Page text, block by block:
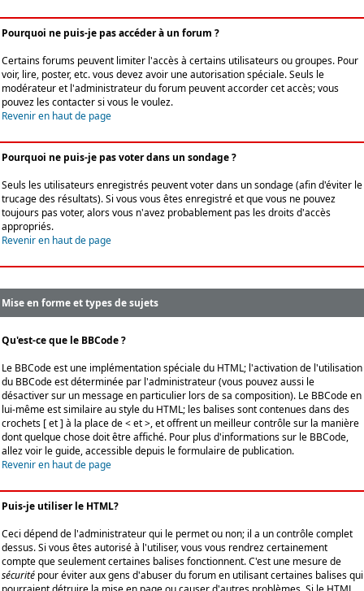
Pourquoi ne puis-je pas accéder à un forum ?
Certains forums peuvent limiter l'accès à certains utilisateurs ou groupes. Pour
voir, lire, poster, etc. vous devez avoir une autorisation spéciale. Seuls le
modérateur et l'administrateur du forum peuvent accorder cet accès; vous
pouvez les contacter si vous le voulez.
Revenir en haut de page
Pourquoi ne puis-je pas voter dans un sondage ?
Seuls les utilisateurs enregistrés peuvent voter dans un sondage (afin d'éviter le
trucage des résultats). Si vous vous êtes enregistré et que vous ne pouvez
toujours pas voter, alors vous n'avez probablement pas les droits d'accès
appropriés.
Revenir en haut de page
Mise en forme et types de sujets
Qu'est-ce que le BBCode ?
Le BBCode est une implémentation spéciale du HTML; l'activation de l'utilisation
du BBCode est déterminée par l'administrateur (vous pouvez aussi le
désactiver sur un message en particulier lors de sa composition). Le BBCode en
lui-même est similaire au style du HTML; les balises sont contenues dans des
crochets [ et ] à la place de < et >, et offrent un meilleur contrôle sur la manière
dont quelque chose doit être affiché. Pour plus d'informations sur le BBCode,
allez voir le guide, accessible depuis le formulaire de publication.
Revenir en haut de page
Puis-je utiliser le HTML?
Ceci dépend de l'administrateur qui le permet ou non; il a un contrôle complet
dessus. Si vous êtes autorisé à l'utiliser, vous vous rendrez certainement
compte que seulement certaines balises fonctionnent. C'est une mesure de
sécurité pour éviter aux gens d'abuser du forum en utilisant certaines balises qui